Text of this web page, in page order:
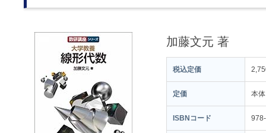
加藤文元 著
税込定価
定価 本
ISBNコード